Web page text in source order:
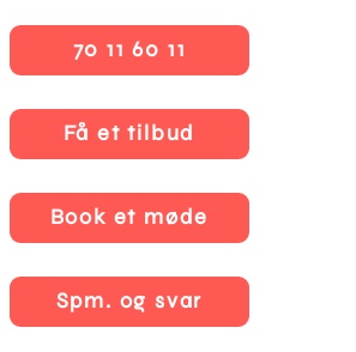
70 11 60 11
Få et tilbud
Book et møde
Spm. og svar